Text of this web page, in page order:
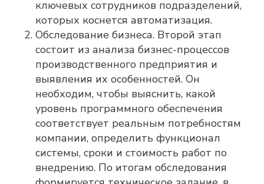
ключевых сотрудников подразделений,
которых коснется автоматизация.
Обследование бизнеса. Второй этап
состоит из анализа бизнес-процессов
производственного предприятия и
выявления их особенностей. Он
необходим, чтобы выяснить, какой
уровень программного обеспечения
соответствует реальным потребностям
компании, определить функционал
системы, сроки и стоимость работ по
внедрению. По итогам обследования